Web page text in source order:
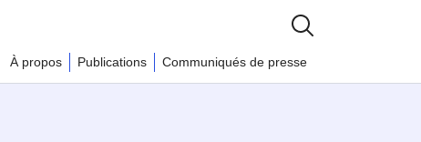
À propos Publications Communiqués de presse